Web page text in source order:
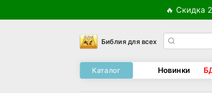
🔥 Скидка
Библия для всех
Каталог Новинки